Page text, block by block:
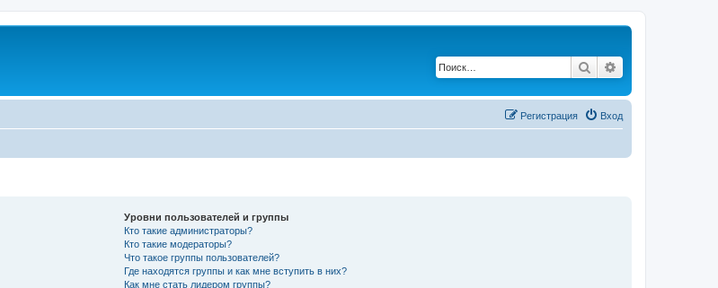
Поиск
Вход
Регистрация
Уровни пользователей и группы
Кто такие администраторы?
Кто такие модераторы?
Что такое группы пользователей?
Где находятся группы и как мне вступить в них?
Как мне стать лидером группы?